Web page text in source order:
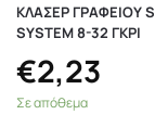
ΚΛΑΣΕΡ ΓΡΑΦΕΙΟΥ
SYSTEM 8-32 ΓΚΡΙ
€2,23
Σε απόθεμα